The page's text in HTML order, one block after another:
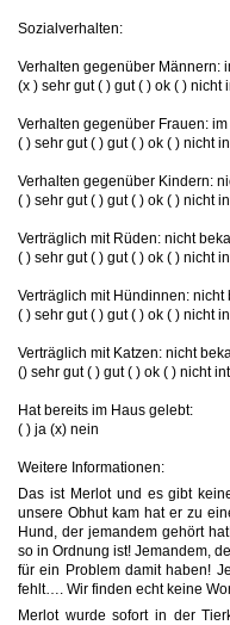
Sozialverhalten:
Verhalten gegenüber Männern:
(x ) sehr gut ( ) gut ( ) ok ( ) nicht
Verhalten gegenüber Frauen:
( ) sehr gut ( ) gut ( ) ok ( ) nicht
Verhalten gegenüber Kindern:
( ) sehr gut ( ) gut ( ) ok ( ) nicht
Verträglich mit Rüden: nicht
( ) sehr gut ( ) gut ( ) ok ( ) nicht
Verträglich mit Hündinnen: nicht
( ) sehr gut ( ) gut ( ) ok ( ) nicht
Verträglich mit Katzen: nicht
() sehr gut ( ) gut ( ) ok ( ) nicht
Hat bereits im Haus gelebt:
( ) ja (x) nein
Weitere Informationen:
Das ist Merlot und es gibt
unsere Obhut kam hat er zu
Hund, der jemandem gehört
so in Ordnung ist! Jemandem,
für ein Problem damit haben!
fehlt…. Wir finden echt keine
Merlot wurde sofort in der